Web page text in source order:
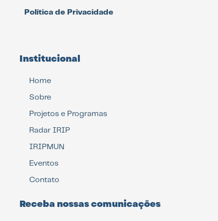
Política de Privacidade
Institucional
Home
Sobre
Projetos e Programas
Radar IRIP
IRIPMUN
Eventos
Contato
Receba nossas comunicações